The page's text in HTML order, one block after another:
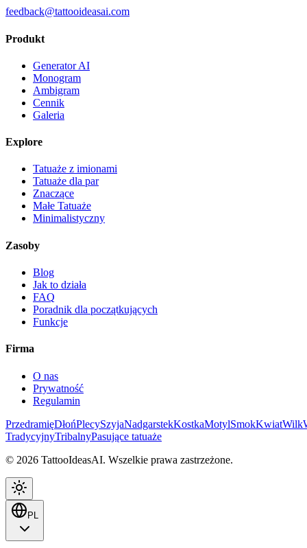
feedback@tattooideasai.com
Produkt
Generator AI
Monogram
Ambigram
Cennik
Galeria
Explore
Tatuaże z imionami
Tatuaże dla par
Znaczące
Małe Tatuaże
Minimalistyczny
Zasoby
Blog
Jak to działa
FAQ
Poradnik dla początkujących
Funkcje
Firma
O nas
Prywatność
Regulamin
PrzedramięDłońPlecySzyjaNadgarstekKostkaMotylSmokKwiatWilk
TradycyjnyTribalnyPasujące tatuaże
© 2026 TattooIdeasAI. Wszelkie prawa zastrzeżone.
PL